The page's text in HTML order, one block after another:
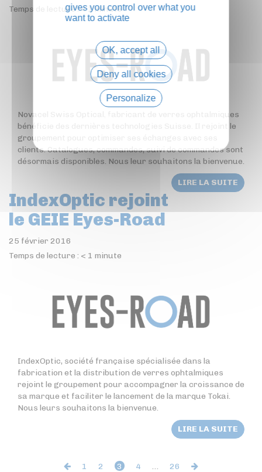
Temps de lecture :< 1minute
Novacel Swiss Optical, fabricant de verres ophtalmiques
bénéficie des dernières technologies Suisse. Il rejoint le
groupement pour optimiser ses échanges avec ses
clients. Catalogues, commandes, suivi de commandes sont
désormais disponibles. Nous leur souhaitons la bienvenue.
LIRE LA SUITE
IndexOptic rejoint
le GEIE Eyes-Road
25 février 2016
Temps de lecture : < 1 minute
IndexOptic, société française spécialisée dans la
fabrication et la distribution de verres ophtalmiques
rejoint le groupement pour accompagner la croissance de
sa marque et faciliter le lancement de la marque Tokai.
Nous leurs souhaitons la bienvenue.
LIRE LA SUITE
1 2 3 4 … 26
gives you control over what you
want to activate
OK, accept all
Deny all cookies
Personalize